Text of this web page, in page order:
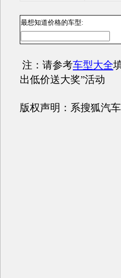
最想知道价格的车型:
注：请参考车型大全
出低价送大奖”活动
版权声明：系搜狐汽车